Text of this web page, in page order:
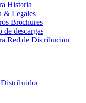
Historia
& Legales
Brochures
de descargas
Red de Distribución